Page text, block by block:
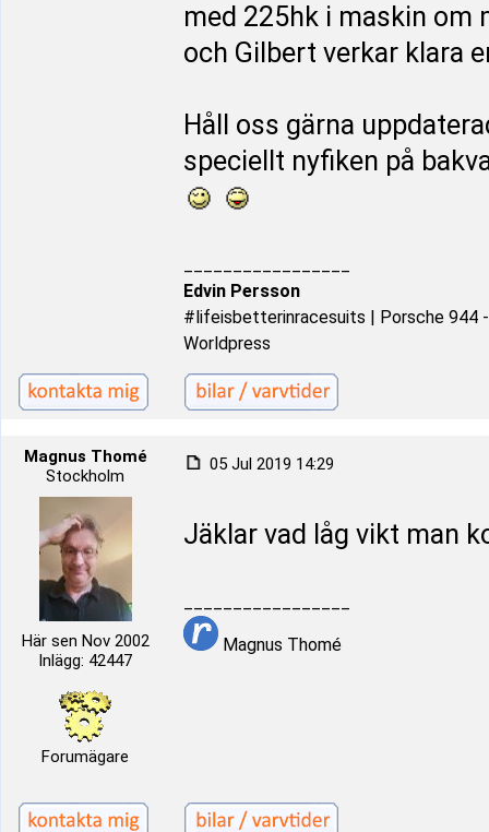
med 225hk i maskin om
och Gilbert verkar klara
Håll oss gärna
speciellt nyfiken på
Edvin Persson
#lifeisbetterinracesuits | Porsche 944
Worldpress
Magnus Thomé
Stockholm
Här sen Nov 2002
Inlägg: 42447
Forumägare
05 Jul 2019 14:29
Jäklar vad låg vikt man
Magnus Thomé